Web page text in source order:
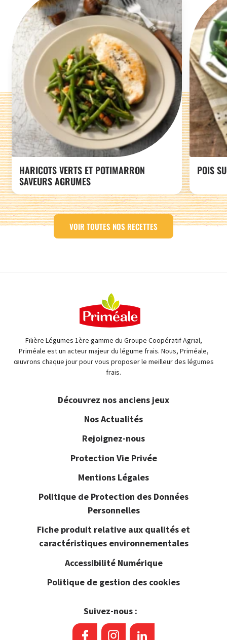
HARICOTS VERTS ET POTIMARRON
SAVEURS AGRUMES
POIS
VOIR TOUTES NOS RECETTES
Filière Légumes 1ère gamme du Groupe Coopératif Agrial,
Priméale est un acteur majeur du légume frais. Nous, Priméale,
œuvrons chaque jour pour vous proposer le meilleur des légumes
frais.
Découvrez nos anciens jeux
Nos Actualités
Rejoignez-nous
Protection Vie Privée
Mentions Légales
Politique de Protection des Données
Personnelles
Fiche produit relative aux qualités et
caractéristiques environnementales
Accessibilité Numérique
Politique de gestion des cookies
Suivez-nous :